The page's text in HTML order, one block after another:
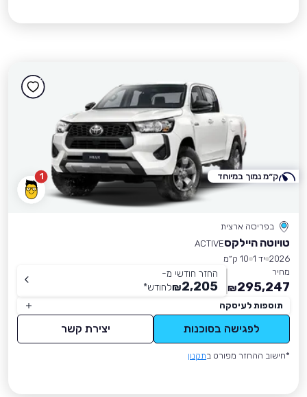
1
בפריסה ארצית
טויוטה היילקסACTIVE
2026 יד 1
10 ק״מ
מחיר
295,247
₪
החזר חודשי מ-
2,205
₪לחודש*
תוספות לעיסקה
לפגישה בסוכנות יצירת קשר
*חישוב ההחזר מפורט בתקנון
ק״מ נמוך במיוחד